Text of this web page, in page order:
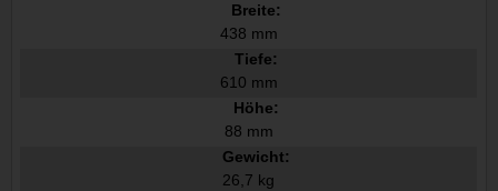
Breite:
438 mm
Tiefe:
610 mm
Höhe:
88 mm
Gewicht:
26,7 kg